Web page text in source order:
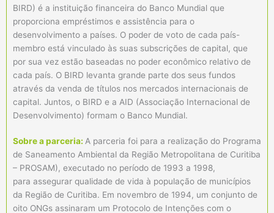
BIRD) é a instituição financeira do Banco Mundial que
proporciona empréstimos e assistência para o
desenvolvimento a países. O poder de voto de cada país-
membro está vinculado às suas subscrições de capital, que
por sua vez estão baseadas no poder econômico relativo de
cada país. O BIRD levanta grande parte dos seus fundos
através da venda de títulos nos mercados internacionais de
capital. Juntos, o BIRD e a AID (Associação Internacional de
Desenvolvimento) formam o Banco Mundial.
Sobre a parceria: A parceria foi para a realização do Programa
de Saneamento Ambiental da Região Metropolitana de Curitiba
– PROSAM), executado no período de 1993 a 1998,
para assegurar qualidade de vida à população de municípios
da Região de Curitiba. Em novembro de 1994, um conjunto de
oito ONGs assinaram um Protocolo de Intenções com o